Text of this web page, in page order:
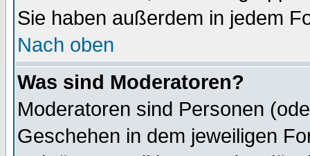
Sie haben außerdem in jedem
Nach oben
Was sind Moderatoren?
Moderatoren sind Personen
Geschehen in dem jeweiligen